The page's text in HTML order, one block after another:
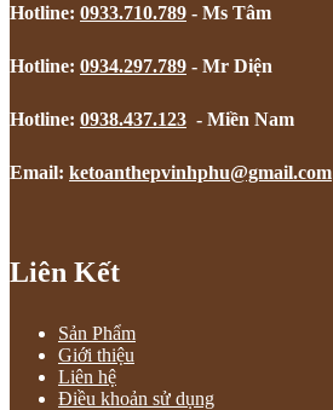
Hotline: 0933.710.789 - Ms Tâm
Hotline: 0934.297.789 - Mr Diện
Hotline: 0938.437.123 - Miền Nam
Email: ketoanthepvinhphu@gmail.com
Liên Kết
Sản Phẩm
Giới thiệu
Liên hệ
Điều khoản sử dụng